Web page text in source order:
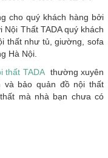
cho quý khách hàng bởi
Thất TADA quý khách
thất như tủ, giường, sofa
Hà Nội.
thất TADA thường xuyên
và bảo quản đồ nội thất
mà nhà bạn chưa có